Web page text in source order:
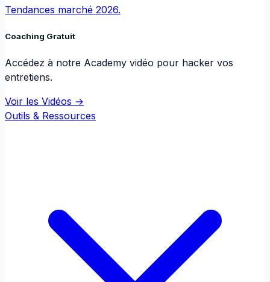
Tendances marché 2026.
Coaching Gratuit
Accédez à notre Academy vidéo pour hacker vos
entretiens.
Voir les Vidéos →
Outils & Ressources